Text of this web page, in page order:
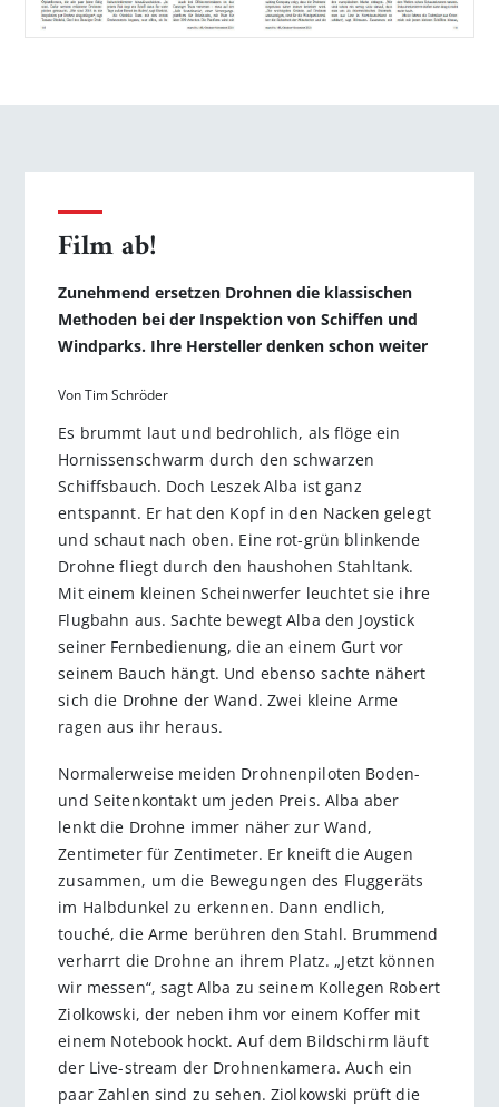
Film ab!
Zunehmend ersetzen Drohnen die klassischen
Methoden bei der Inspektion von Schiffen und
Windparks. Ihre Hersteller denken schon weiter
Von Tim Schröder
Es brummt laut und bedrohlich, als flöge ein
Hornissenschwarm durch den schwarzen
Schiffsbauch. Doch Leszek Alba ist ganz
entspannt. Er hat den Kopf in den Nacken gelegt
und schaut nach oben. Eine rot-grün blinkende
Drohne fliegt durch den haushohen Stahltank.
Mit einem kleinen Scheinwerfer leuchtet sie ihre
Flugbahn aus. Sachte bewegt Alba den Joystick
seiner Fernbedienung, die an einem Gurt vor
seinem Bauch hängt. Und ebenso sachte nähert
sich die Drohne der Wand. Zwei kleine Arme
ragen aus ihr heraus.
Normalerweise meiden Drohnenpiloten Boden-
und Seitenkontakt um jeden Preis. Alba aber
lenkt die Drohne immer näher zur Wand,
Zentimeter für Zentimeter. Er kneift die Augen
zusammen, um die Bewegungen des Fluggeräts
im Halbdunkel zu erkennen. Dann endlich,
touché, die Arme berühren den Stahl. Brummend
verharrt die Drohne an ihrem Platz. „Jetzt können
wir messen“, sagt Alba zu seinem Kollegen Robert
Ziolkowski, der neben ihm vor einem Koffer mit
einem Notebook hockt. Auf dem Bildschirm läuft
der Live-stream der Drohnenkamera. Auch ein
paar Zahlen sind zu sehen. Ziolkowski prüft die